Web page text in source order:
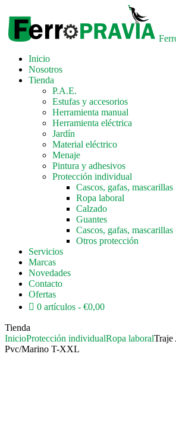
Inicio
Nosotros
Tienda
P.A.E.
Estufas y accesorios
Herramienta manual
Herramienta eléctrica
Jardín
Material eléctrico
Menaje
Pintura y adhesivos
Protección individual
Cascos, gafas, mascarillas
Ropa laboral
Calzado
Guantes
Cascos, gafas, mascarillas
Otros protección
Servicios
Marcas
Novedades
Contacto
Ofertas
0 artículos
€0,00
Tienda
InicioProtección individualRopa laboralTraje
Pvc/Marino T-XXL